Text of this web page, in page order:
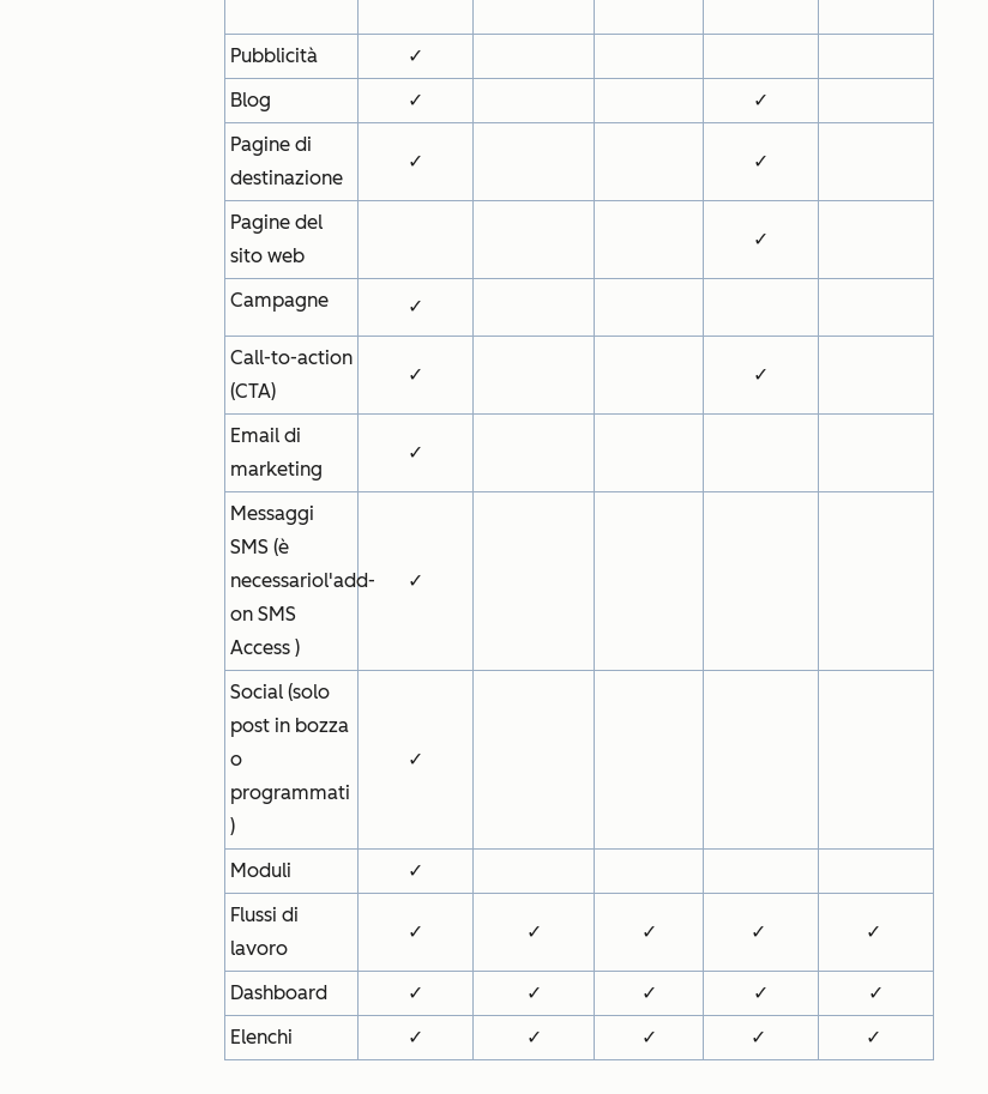
Pubblicità
✓
Blog
✓
✓
Pagine di
destinazione
✓ ✓
Pagine del
sito web
✓
Campagne ✓
Call-to-action
(CTA)
✓ ✓
Email di
marketing
✓
Messaggi
SMS (è
necessariol'add-
on SMS
Access )
✓
Social (solo
post in bozza
o
programmati
)
✓
Moduli
✓
Flussi di
lavoro
✓ ✓ ✓ ✓ ✓
Dashboard ✓ ✓ ✓ ✓
✓
Elenchi
✓ ✓ ✓ ✓ ✓